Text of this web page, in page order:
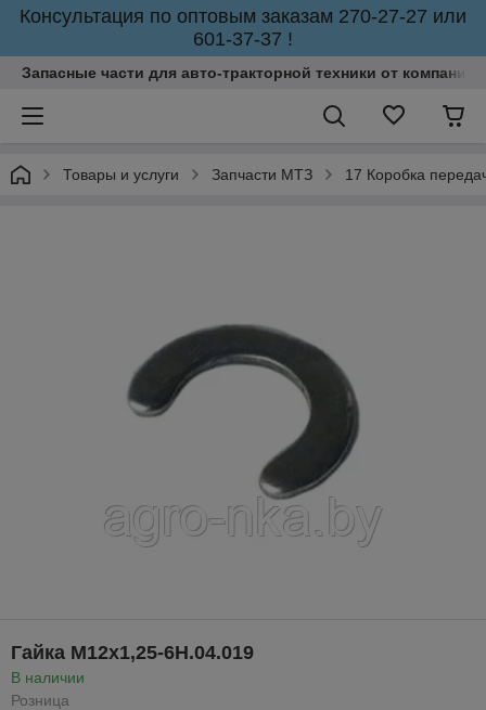
Консультация по оптовым заказам 270-27-27 или
601-37-37 !
Запасные части для авто-тракторной техники от
Товары и услуги Запчасти МТЗ 17 Коробка
Гайка М12х1,25-6Н.04.019
В наличии
Розница